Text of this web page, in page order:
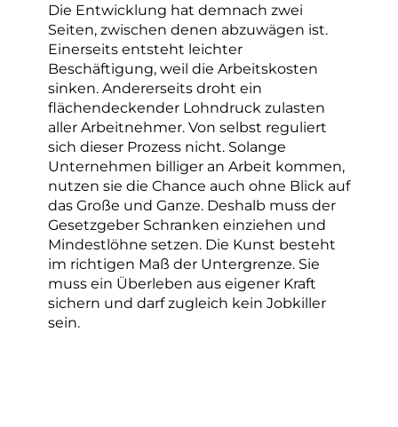
Die Entwicklung hat demnach zwei
Seiten, zwischen denen abzuwägen ist.
Einerseits entsteht leichter
Beschäftigung, weil die Arbeitskosten
sinken. Andererseits droht ein
flächendeckender Lohndruck zulasten
aller Arbeitnehmer. Von selbst reguliert
sich dieser Prozess nicht. Solange
Unternehmen billiger an Arbeit kommen,
nutzen sie die Chance auch ohne Blick auf
das Große und Ganze. Deshalb muss der
Gesetzgeber Schranken einziehen und
Mindestlöhne setzen. Die Kunst besteht
im richtigen Maß der Untergrenze. Sie
muss ein Überleben aus eigener Kraft
sichern und darf zugleich kein Jobkiller
sein.